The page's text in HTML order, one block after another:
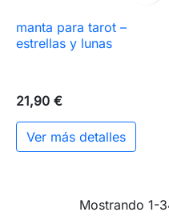
manta para tarot –
estrellas y lunas
21,90 €
Ver más detalles
Mostrando 1-